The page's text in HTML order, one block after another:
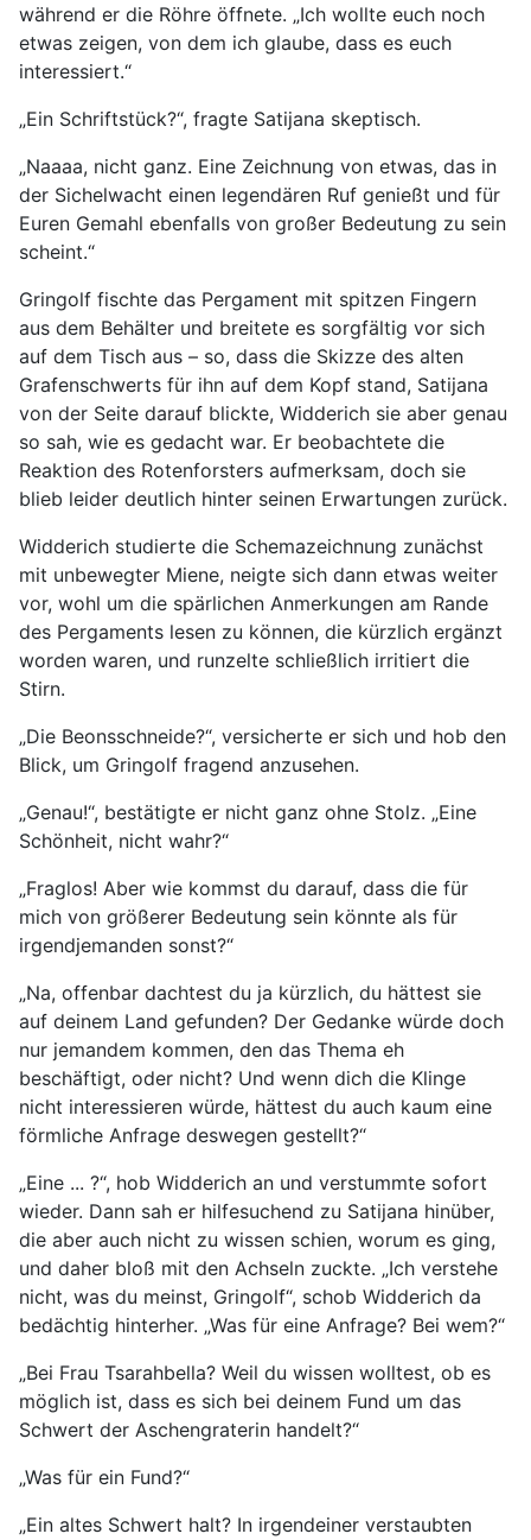
während er die Röhre öffnete. „Ich wollte euch noch
etwas zeigen, von dem ich glaube, dass es euch
interessiert.“
„Ein Schriftstück?“, fragte Satijana skeptisch.
„Naaaa, nicht ganz. Eine Zeichnung von etwas, das in
der Sichelwacht einen legendären Ruf genießt und für
Euren Gemahl ebenfalls von großer Bedeutung zu sein
scheint.“
Gringolf fischte das Pergament mit spitzen Fingern
aus dem Behälter und breitete es sorgfältig vor sich
auf dem Tisch aus – so, dass die Skizze des alten
Grafenschwerts für ihn auf dem Kopf stand, Satijana
von der Seite darauf blickte, Widderich sie aber genau
so sah, wie es gedacht war. Er beobachtete die
Reaktion des Rotenforsters aufmerksam, doch sie
blieb leider deutlich hinter seinen Erwartungen zurück.
Widderich studierte die Schemazeichnung zunächst
mit unbewegter Miene, neigte sich dann etwas weiter
vor, wohl um die spärlichen Anmerkungen am Rande
des Pergaments lesen zu können, die kürzlich ergänzt
worden waren, und runzelte schließlich irritiert die
Stirn.
„Die Beonsschneide?“, versicherte er sich und hob den
Blick, um Gringolf fragend anzusehen.
„Genau!“, bestätigte er nicht ganz ohne Stolz. „Eine
Schönheit, nicht wahr?“
„Fraglos! Aber wie kommst du darauf, dass die für
mich von größerer Bedeutung sein könnte als für
irgendjemanden sonst?“
„Na, offenbar dachtest du ja kürzlich, du hättest sie
auf deinem Land gefunden? Der Gedanke würde doch
nur jemandem kommen, den das Thema eh
beschäftigt, oder nicht? Und wenn dich die Klinge
nicht interessieren würde, hättest du auch kaum eine
förmliche Anfrage deswegen gestellt?“
„Eine ... ?“, hob Widderich an und verstummte sofort
wieder. Dann sah er hilfesuchend zu Satijana hinüber,
die aber auch nicht zu wissen schien, worum es ging,
und daher bloß mit den Achseln zuckte. „Ich verstehe
nicht, was du meinst, Gringolf“, schob Widderich da
bedächtig hinterher. „Was für eine Anfrage? Bei wem?“
„Bei Frau Tsarahbella? Weil du wissen wolltest, ob es
möglich ist, dass es sich bei deinem Fund um das
Schwert der Aschengraterin handelt?“
„Was für ein Fund?“
„Ein altes Schwert halt? In irgendeiner verstaubten